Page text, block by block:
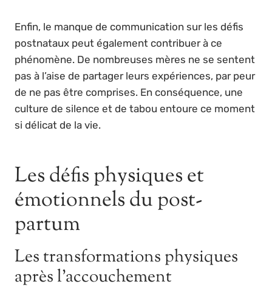
Enfin, le manque de communication sur les défis
postnataux peut également contribuer à ce
phénomène. De nombreuses mères ne se sentent
pas à l’aise de partager leurs expériences, par peur
de ne pas être comprises. En conséquence, une
culture de silence et de tabou entoure ce moment
si délicat de la vie.
Les défis physiques et
émotionnels du post-
partum
Les transformations physiques
après l’accouchement